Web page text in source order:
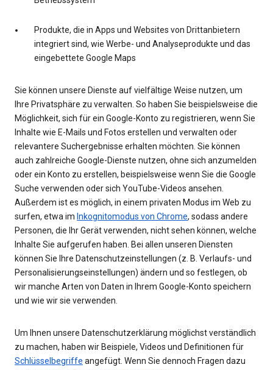
Produkte, die in Apps und Websites von Drittanbietern
integriert sind, wie Werbe- und Analyseprodukte und das
eingebettete Google Maps
Sie können unsere Dienste auf vielfältige Weise nutzen, um
Ihre Privatsphäre zu verwalten. So haben Sie beispielsweise die
Möglichkeit, sich für ein Google-Konto zu registrieren, wenn Sie
Inhalte wie E-Mails und Fotos erstellen und verwalten oder
relevantere Suchergebnisse erhalten möchten. Sie können
auch zahlreiche Google-Dienste nutzen, ohne sich anzumelden
oder ein Konto zu erstellen, beispielsweise wenn Sie die Google
Suche verwenden oder sich YouTube-Videos ansehen.
Außerdem ist es möglich, in einem privaten Modus im Web zu
surfen, etwa im Inkognitomodus von Chrome, sodass andere
Personen, die Ihr Gerät verwenden, nicht sehen können, welche
Inhalte Sie aufgerufen haben. Bei allen unseren Diensten
können Sie Ihre Datenschutzeinstellungen (z. B. Verlaufs- und
Personalisierungseinstellungen) ändern und so festlegen, ob
wir manche Arten von Daten in Ihrem Google-Konto speichern
und wie wir sie verwenden.
Um Ihnen unsere Datenschutzerklärung möglichst verständlich
zu machen, haben wir Beispiele, Videos und Definitionen für
Schlüsselbegriffe angefügt. Wenn Sie dennoch Fragen dazu